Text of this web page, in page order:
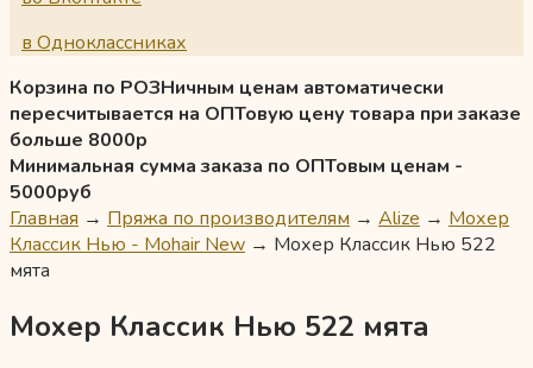
в Одноклассниках
Корзина по РОЗНичным ценам автоматически
пересчитывается на ОПТовую цену товара при заказе
больше 8000р
Минимальная сумма заказа по ОПТовым ценам -
5000руб
Главная → Пряжа по производителям → Alize → Мохер
Классик Нью - Mohair New → Мохер Классик Нью 522
мята
Мохер Классик Нью 522 мята